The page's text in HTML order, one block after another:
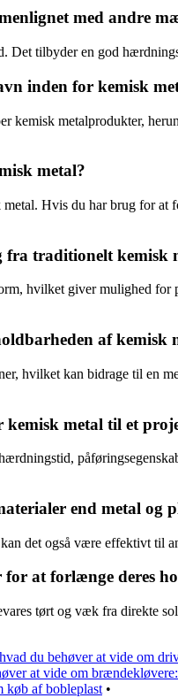
med andre
tilbyder en god
inden for kemisk
metalprodukter,
metal?
Hvis du har brug for
fra traditionelt kemisk
hvilket giver mulighed
af kemisk
hvilket kan bidrage til en
kemisk metal til et
end metal og
det også være effektivt til
at forlænge deres
tørt og væk fra direkte
du behøver at vide om
at vide om
køb af bobleplast •